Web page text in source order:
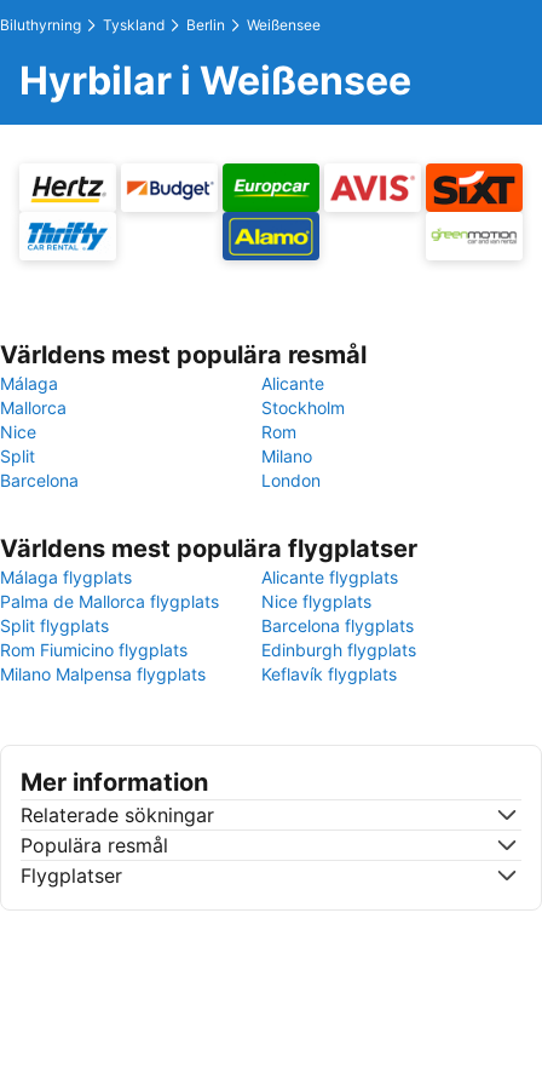
Biluthyrning Tyskland Berlin Weißensee
Hyrbilar i Weißensee
Världens mest populära resmål
Málaga
Alicante
Mallorca
Stockholm
Nice
Rom
Split
Milano
Barcelona
London
Världens mest populära flygplatser
Málaga flygplats
Alicante flygplats
Palma de Mallorca flygplats
Nice flygplats
Split flygplats
Barcelona flygplats
Rom Fiumicino flygplats
Edinburgh flygplats
Milano Malpensa flygplats
Keflavík flygplats
Mer information
Relaterade sökningar
Populära resmål
Flygplatser